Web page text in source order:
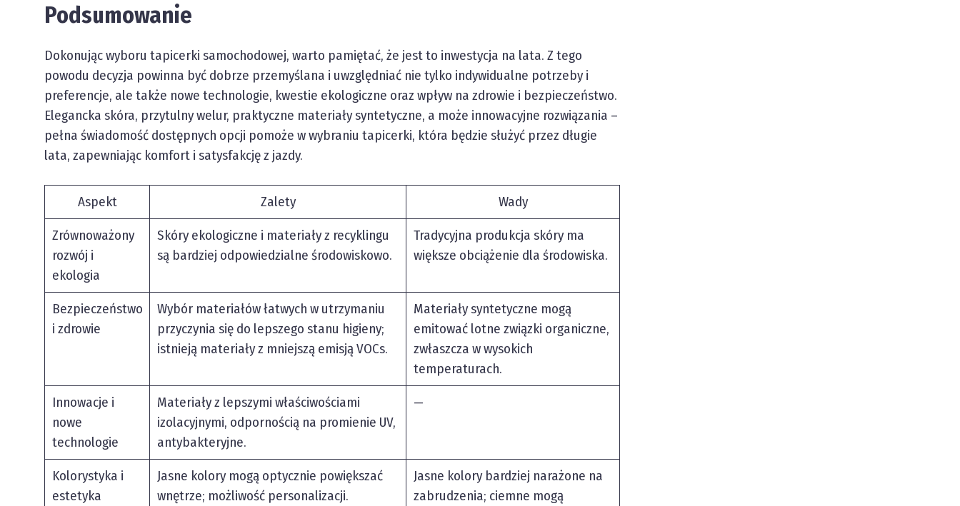
Podsumowanie
Dokonując wyboru tapicerki samochodowej, warto pamiętać, że jest to inwestycja na lata. Z tego
powodu decyzja powinna być dobrze przemyślana i uwzględniać nie tylko indywidualne potrzeby i
preferencje, ale także nowe technologie, kwestie ekologiczne oraz wpływ na zdrowie i bezpieczeństwo.
Elegancka skóra, przytulny welur, praktyczne materiały syntetyczne, a może innowacyjne rozwiązania –
pełna świadomość dostępnych opcji pomoże w wybraniu tapicerki, która będzie służyć przez długie
lata, zapewniając komfort i satysfakcję z jazdy.
Aspekt Zalety Wady
Zrównoważony
rozwój i
ekologia
Skóry ekologiczne i materiały z recyklingu
są bardziej odpowiedzialne środowiskowo.
Tradycyjna produkcja skóry ma
większe obciążenie dla środowiska.
Bezpieczeństwo
i zdrowie
Wybór materiałów łatwych w utrzymaniu
przyczynia się do lepszego stanu higieny;
istnieją materiały z mniejszą emisją VOCs.
Materiały syntetyczne mogą
emitować lotne związki organiczne,
zwłaszcza w wysokich
temperaturach.
Innowacje i
nowe
technologie
Materiały z lepszymi właściwościami
izolacyjnymi, odpornością na promienie UV,
antybakteryjne.
—
Kolorystyka i
estetyka
Jasne kolory mogą optycznie powiększać
wnętrze; możliwość personalizacji.
Jasne kolory bardziej narażone na
zabrudzenia; ciemne mogą